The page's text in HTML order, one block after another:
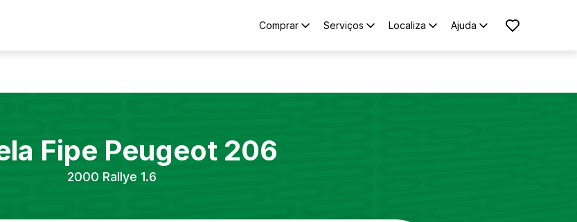
Comprar Serviços Localiza Ajuda
Fipe Peugeot 206
2000 Rallye 1.6